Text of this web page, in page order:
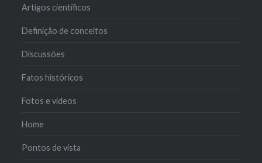
Artigos científicos
Definição de conceitos
Discussões
Fatos históricos
Fotos e vídeos
Home
Pontos de vista